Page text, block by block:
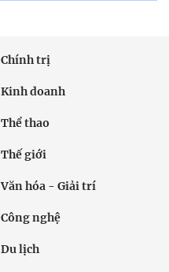
Chính trị
Kinh doanh
Thể thao
Thế giới
Văn hóa - Giải trí
Công nghệ
Du lịch